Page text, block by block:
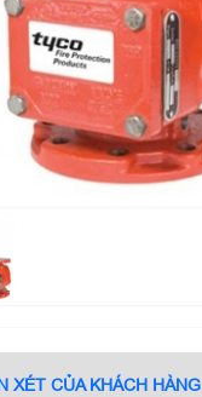
XÉT CỦA KHÁCH HÀNG